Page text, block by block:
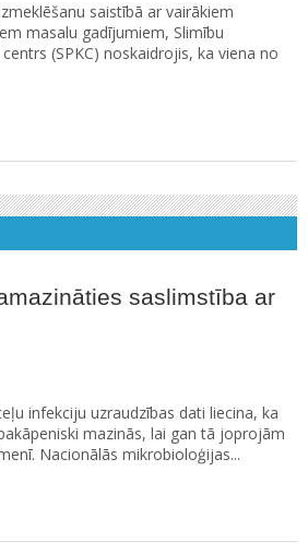
saistībā ar vairākiem
masalu gadījumiem, Slimību
(SPKC) noskaidrojis, ka viena no
saslimstība ar
infekciju uzraudzības dati liecina, ka
mazinās, lai gan tā joprojām
Nacionālās mikrobioloģijas...